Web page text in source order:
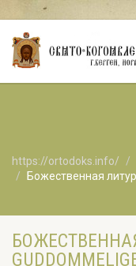
https://ortodoks.info/
Божественная